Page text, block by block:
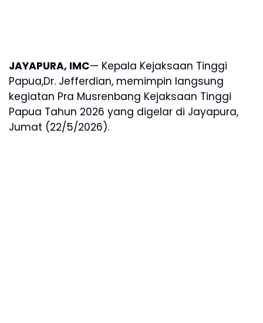
JAYAPURA, IMC— Kepala Kejaksaan Tinggi
Papua,Dr. Jefferdian, memimpin langsung
kegiatan Pra Musrenbang Kejaksaan Tinggi
Papua Tahun 2026 yang digelar di Jayapura,
Jumat (22/5/2026).